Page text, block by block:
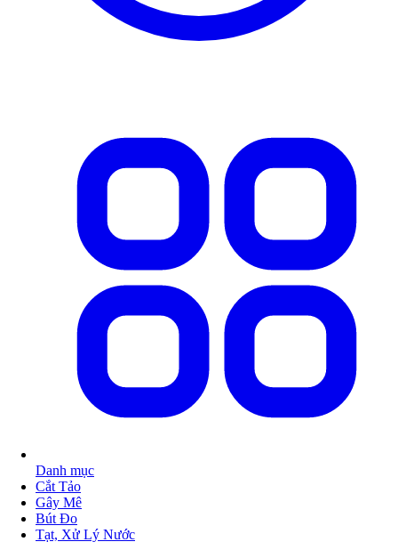
Danh mục
Cắt Tảo
Gây Mê
Bút Đo
Tạt, Xử Lý Nước